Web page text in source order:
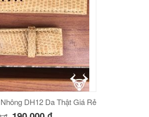
DH12 Da Thật Giá Rẻ